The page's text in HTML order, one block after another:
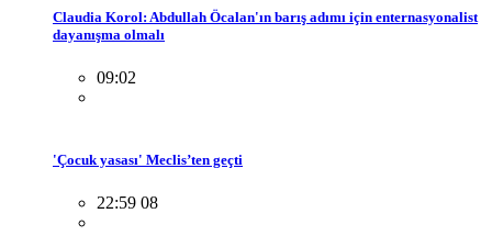
Claudia Korol: Abdullah Öcalan'ın barış adımı için enternasyonalist
dayanışma olmalı
09:02
'Çocuk yasası' Meclis’ten geçti
22:59 08